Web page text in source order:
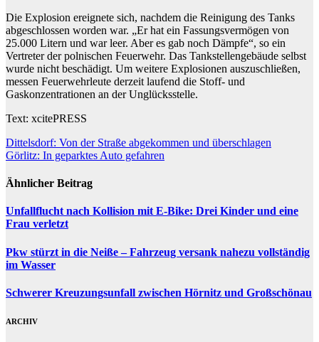
Die Explosion ereignete sich, nachdem die Reinigung des Tanks
abgeschlossen worden war. „Er hat ein Fassungsvermögen von
25.000 Litern und war leer. Aber es gab noch Dämpfe“, so ein
Vertreter der polnischen Feuerwehr. Das Tankstellengebäude selbst
wurde nicht beschädigt. Um weitere Explosionen auszuschließen,
messen Feuerwehrleute derzeit laufend die Stoff- und
Gaskonzentrationen an der Unglücksstelle.
Text: xcitePRESS
Beitragsnavigation
Dittelsdorf: Von der Straße abgekommen und überschlagen
Görlitz: In geparktes Auto gefahren
Ähnlicher Beitrag
Unfallflucht nach Kollision mit E-Bike: Drei Kinder und eine
Frau verletzt
Pkw stürzt in die Neiße – Fahrzeug versank nahezu vollständig
im Wasser
Schwerer Kreuzungsunfall zwischen Hörnitz und Großschönau
ARCHIV